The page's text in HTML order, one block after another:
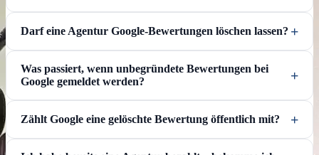
Darf eine Agentur Google-Bewertungen löschen lassen?
Was passiert, wenn unbegründete Bewertungen bei
Google gemeldet werden?
Zählt Google eine gelöschte Bewertung öffentlich mit?